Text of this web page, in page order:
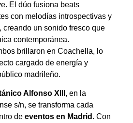
El dúo fusiona beats
con melodías introspectivas y
creando un sonido fresco que
contemporánea.
brillaron en Coachella, lo
cargado de energía y
madrileño.
Alfonso XIII , en la
s/n, se transforma cada
de eventos en Madrid . Con